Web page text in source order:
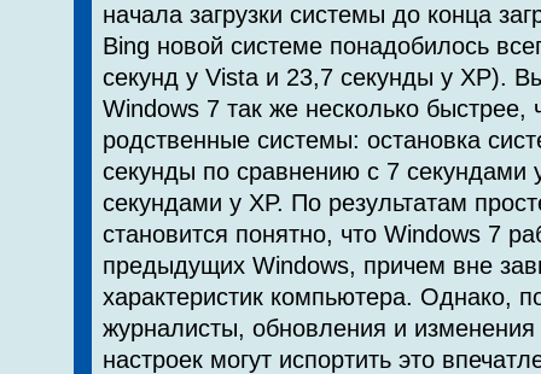
начала загрузки системы до конца
Bing новой системе понадобилось
секунд у Vista и 23,7 секунды у XP).
Windows 7 так же несколько быстрее,
родственные системы: остановка
секунды по сравнению с 7 секундами
секундами у XP. По результатам
становится понятно, что Windows 7
предыдущих Windows, причем вне
характеристик компьютера. Однако,
журналисты, обновления и
настроек могут испортить это